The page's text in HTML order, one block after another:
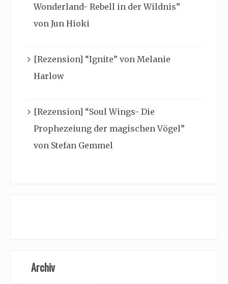
Wonderland- Rebell in der Wildnis”
von Jun Hioki
[Rezension] “Ignite” von Melanie
Harlow
[Rezension] “Soul Wings- Die
Prophezeiung der magischen Vögel”
von Stefan Gemmel
Archiv